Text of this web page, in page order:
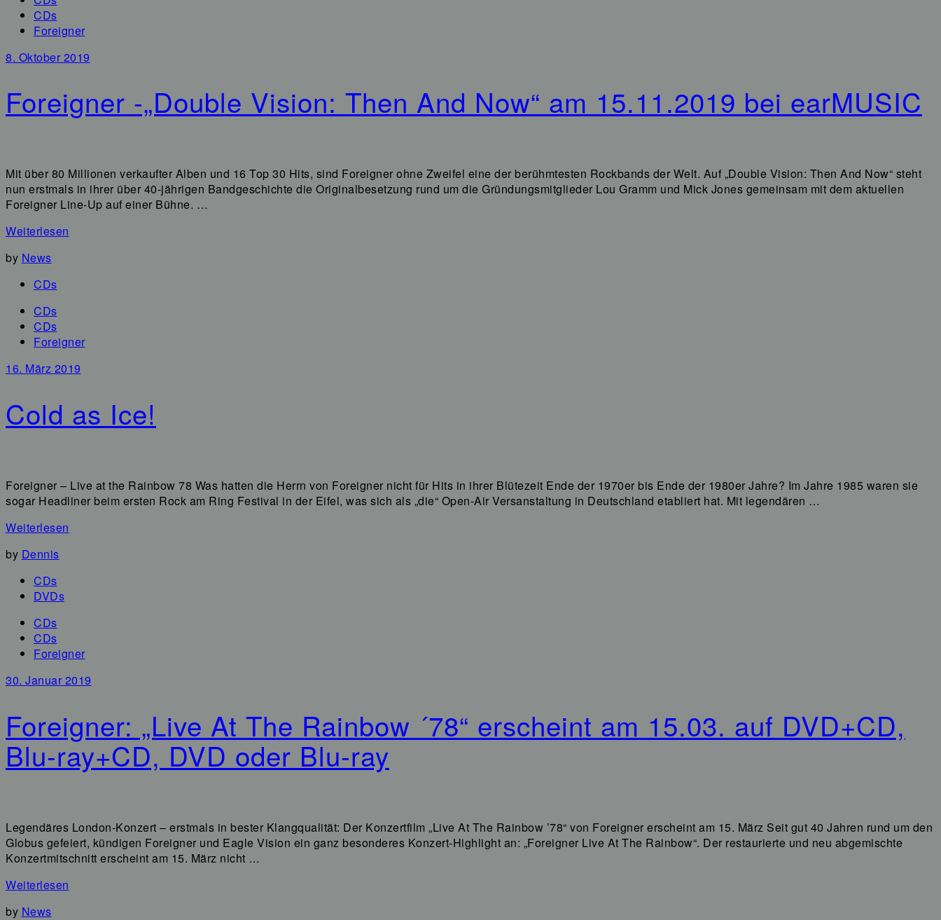
CDs
Foreigner
8. Oktober 2019
Foreigner -„Double Vision: Then And Now“ am 15.11.2019 bei earMUSIC
Mit über 80 Millionen verkaufter Alben und 16 Top 30 Hits, sind Foreigner ohne Zweifel eine der berühmtesten Rockbands der Welt. Auf „Double Vision: Then And Now“ steht
nun erstmals in ihrer über 40-jährigen Bandgeschichte die Originalbesetzung rund um die Gründungsmitglieder Lou Gramm und Mick Jones gemeinsam mit dem aktuellen
Foreigner Line-Up auf einer Bühne. …
Weiterlesen
by News
CDs
CDs
CDs
Foreigner
16. März 2019
Cold as Ice!
Foreigner – Live at the Rainbow 78 Was hatten die Herrn von Foreigner nicht für Hits in ihrer Blütezeit Ende der 1970er bis Ende der 1980er Jahre? Im Jahre 1985 waren sie
sogar Headliner beim ersten Rock am Ring Festival in der Eifel, was sich als „die“ Open-Air Versanstaltung in Deutschland etabliert hat. Mit legendären …
Weiterlesen
by Dennis
CDs
DVDs
CDs
CDs
Foreigner
30. Januar 2019
Foreigner: „Live At The Rainbow ´78“ erscheint am 15.03. auf DVD+CD,
Blu-ray+CD, DVD oder Blu-ray
Legendäres London-Konzert – erstmals in bester Klangqualität: Der Konzertfilm „Live At The Rainbow ’78“ von Foreigner erscheint am 15. März Seit gut 40 Jahren rund um den
Globus gefeiert, kündigen Foreigner und Eagle Vision ein ganz besonderes Konzert-Highlight an: „Foreigner Live At The Rainbow“. Der restaurierte und neu abgemischte
Konzertmitschnitt erscheint am 15. März nicht …
Weiterlesen
by News